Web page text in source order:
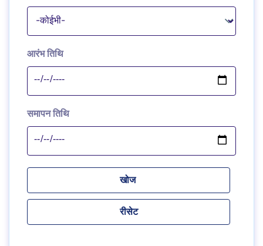
आरंभ तिथि
समापन तिथि